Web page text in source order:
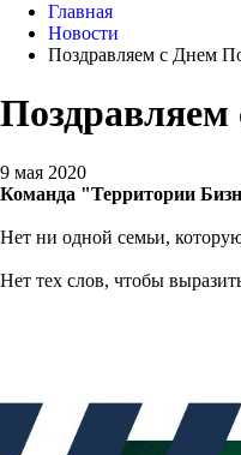
Главная
Новости
Поздравляем с Днем
9 мая 2020
Команда "Территории
Нет ни одной семьи,
Нет тех слов, чтобы